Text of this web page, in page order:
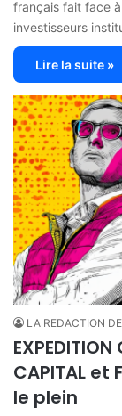
français fait face
investisseurs
Lire la suite »
LA REDACTION
CAPITAL et
le plein